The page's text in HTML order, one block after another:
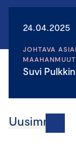
24.04.2025
JOHTAVA
Suvi
Uusimmat